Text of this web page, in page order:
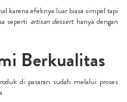
karena efeknya luar biasa simpel tapi
seperti artisan desserthanya dengan
Berkualitas
di pasaran sudah melalui proses